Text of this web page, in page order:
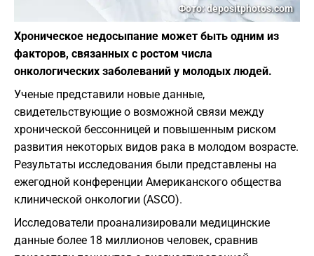
Фото: depositphotos.com
Хроническое недосыпание может быть одним из
факторов, связанных с ростом числа
онкологических заболеваний у молодых людей.
Ученые представили новые данные,
свидетельствующие о возможной связи между
хронической бессонницей и повышенным риском
развития некоторых видов рака в молодом возрасте.
Результаты исследования были представлены на
ежегодной конференции Американского общества
клинической онкологии (ASCO).
Исследователи проанализировали медицинские
данные более 18 миллионов человек, сравнив